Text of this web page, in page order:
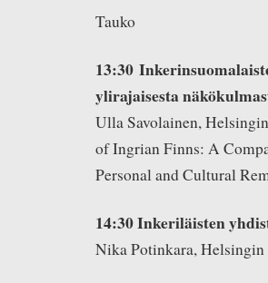
Tauko
13:30
ylirajaisesta
Ulla Savolainen,
of Ingrian Finns: A
Personal and Cultural
14:30 Inkeriläisten
Nika Potinkara,